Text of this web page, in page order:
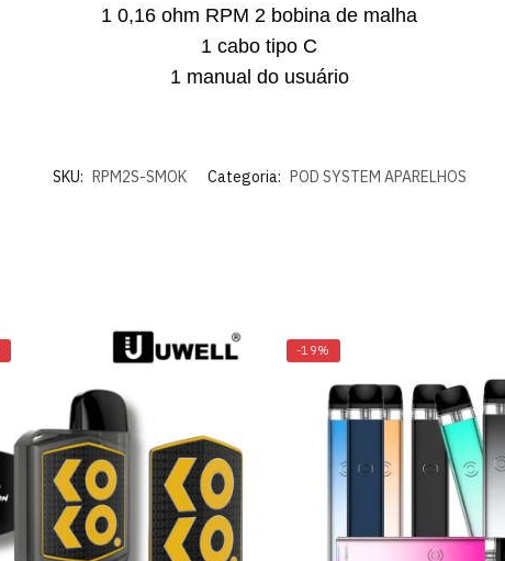
1 0,16 ohm RPM 2 bobina de malha
1 cabo tipo C
1 manual do usuário
SKU: RPM2S-SMOK Categoria: POD SYSTEM APARELHOS
-19%